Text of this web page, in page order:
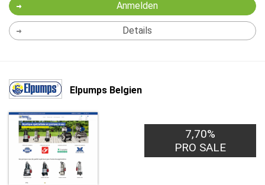
Anmelden
Details
Elpumps Belgien
7,70%
PRO SALE